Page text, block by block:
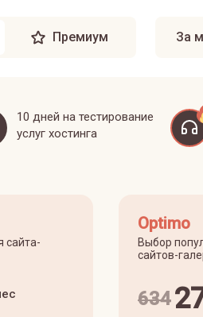
Премиум За
10 дней на тестирование
услуг хостинга
сайта-
Optimo
Выбор
сайтов-
634